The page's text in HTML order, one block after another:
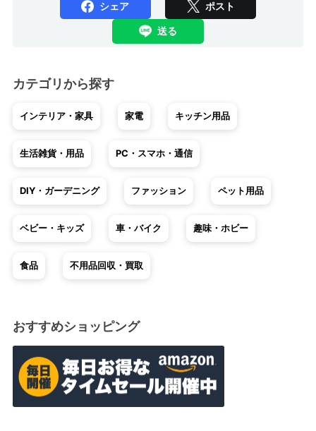
シェア ポスト
送る
カテゴリから探す
インテリア・家具 家電 キッチン用品
生活雑貨・用品 PC・スマホ・通信
DIY・ガーデニング ファッション ペット用品
ベビー・キッズ 車・バイク 趣味・ホビー
食品 不用品回収・買取
おすすめショッピング